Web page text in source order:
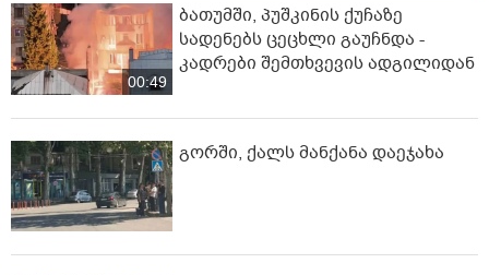
00:49
ბათუმში, პუშკინის ქუჩაზე
სადენებს ცეცხლი გაუჩნდა -
კადრები შემთხვევის ადგილიდან
გორში, ქალს მანქანა დაეჯახა